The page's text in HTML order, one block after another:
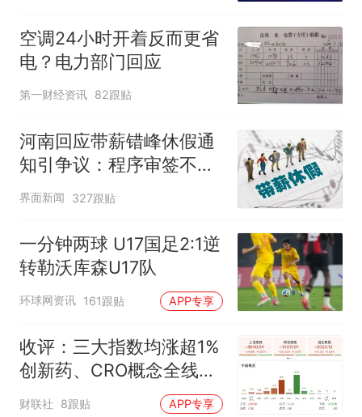
空调24小时开着反而更省
电？电力部门回应
第一财经资讯 82跟贴
河南回应带薪错峰休假通
知引争议：程序审签不规
范，待修改后予以印发
界面新闻 327跟贴
一分钟两球 U17国足2:1逆
转勒沃库森U17队
环球网资讯 161跟贴 APP专享
收评：三大指数均涨超1%
创新药、CRO概念全线走
强
财联社 8跟贴 APP专享